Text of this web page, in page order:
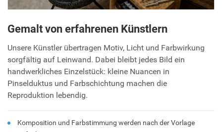
Gemalt von erfahrenen Künstlern
Unsere Künstler übertragen Motiv, Licht und Farbwirkung
sorgfältig auf Leinwand. Dabei bleibt jedes Bild ein
handwerkliches Einzelstück: kleine Nuancen in
Pinselduktus und Farbschichtung machen die
Reproduktion lebendig.
Komposition und Farbstimmung werden nach der Vorlage